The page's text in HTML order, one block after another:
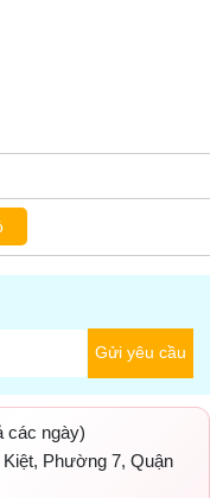
Gửi yêu cầu
các ngày)
Phường 7, Quận